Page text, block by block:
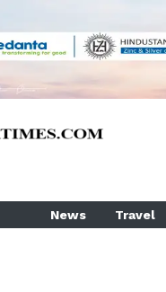
News Travel